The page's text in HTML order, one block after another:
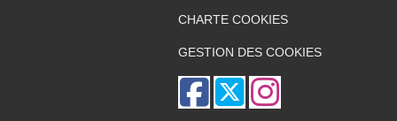
CHARTE COOKIES
GESTION DES COOKIES